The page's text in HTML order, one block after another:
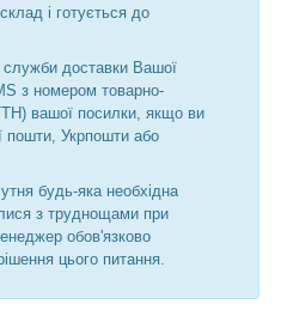
і готується до
служби доставки Вашої
з номером товарно-
вашої посилки, якщо ви
пошти, Укрпошти або
будь-яка необхідна
з труднощами при
обов'язково
цього питання.